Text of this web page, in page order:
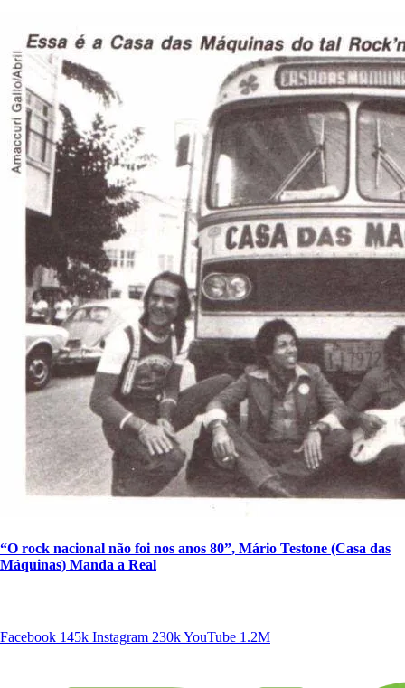
“O rock nacional não foi nos anos 80”, Mário Testone (Casa das
Máquinas) Manda a Real
Facebook 145k Instagram 230kYouTube 1.2M